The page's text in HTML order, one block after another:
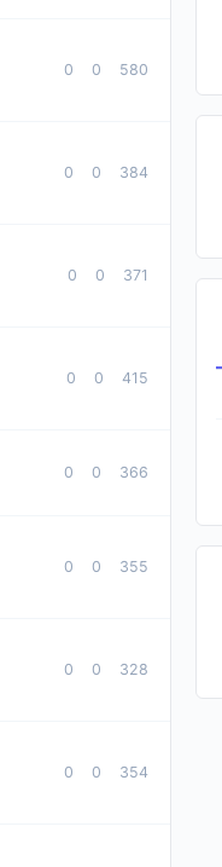
0 0 580
0 0 384
0 0 371
0 0 415
0 0 366
0 0 355
0 0 328
0 0 354